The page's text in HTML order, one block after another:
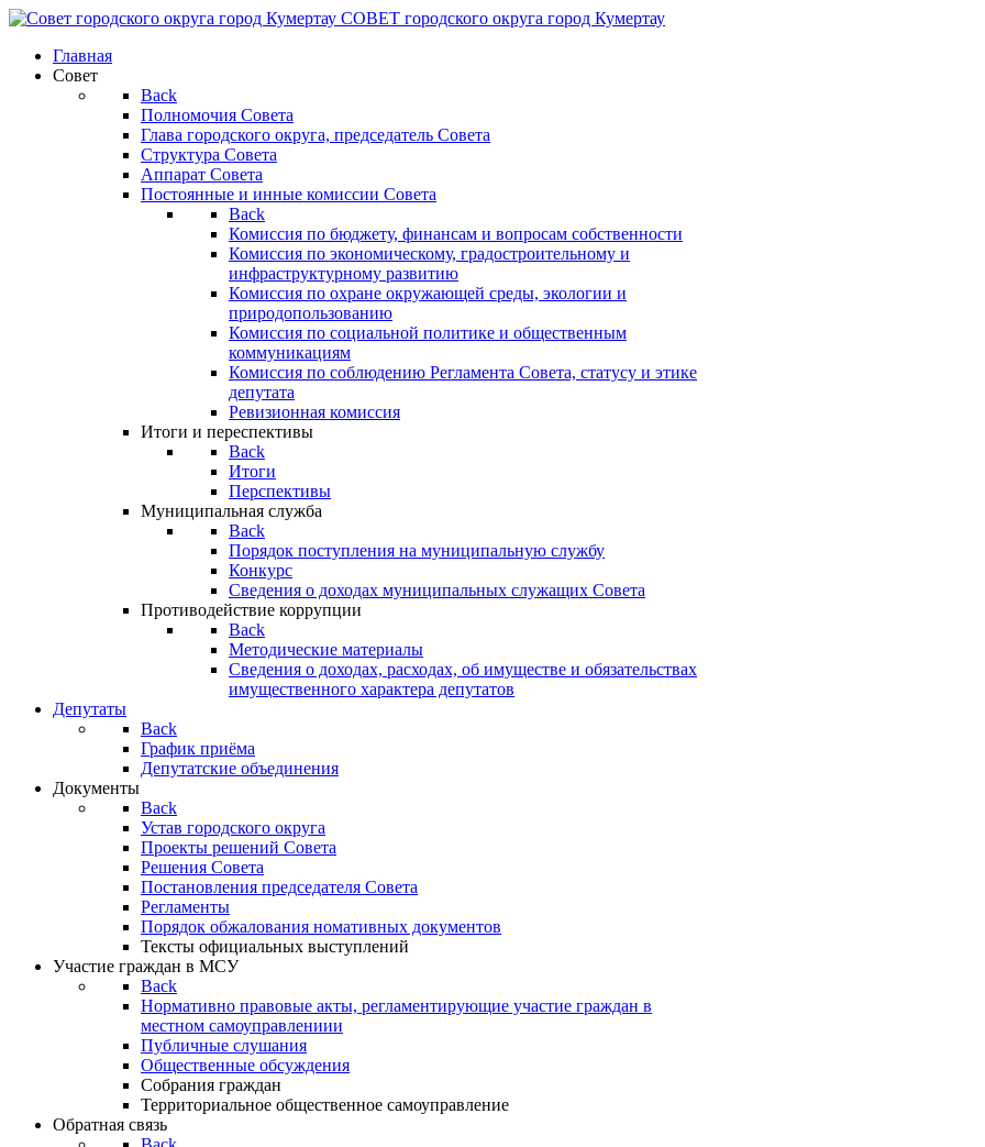
СОВЕТ городского округа город Кумертау
Главная
Совет
Back
Полномочия Совета
Глава городского округа, председатель Совета
Структура Совета
Аппарат Совета
Постоянные и инные комиссии Совета
Back
Комиссия по бюджету, финансам и вопросам собственности
Комиссия по экономическому, градостроительному и
инфраструктурному развитию
Комиссия по охране окружающей среды, экологии и
природопользованию
Комиссия по социальной политике и общественным
коммуникациям
Комиссия по соблюдению Регламента Совета, статусу и этике
депутата
Ревизионная комиссия
Итоги и переспективы
Back
Итоги
Перспективы
Муниципальная служба
Back
Порядок поступления на муниципальную службу
Конкурс
Сведения о доходах муниципальных служащих Совета
Противодействие коррупции
Back
Методические материалы
Сведения о доходах, расходах, об имуществе и обязательствах
имущественного характера депутатов
Депутаты
Back
График приёма
Депутатские объединения
Документы
Back
Устав городского округа
Проекты решений Совета
Решения Совета
Постановления председателя Совета
Регламенты
Порядок обжалования номативных документов
Тексты официальных выступлений
Участие граждан в МСУ
Back
Нормативно правовые акты, регламентирующие участие граждан в
местном самоуправлениии
Публичные слушания
Общественные обсуждения
Собрания граждан
Территориальное общественное самоуправление
Обратная связь